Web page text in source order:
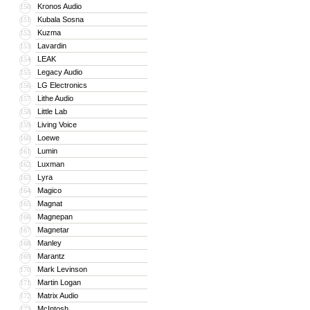
150 Kronos Audio
151 Kubala Sosna
152 Kuzma
153 Lavardin
154 LEAK
155 Legacy Audio
156 LG Electronics
157 Lithe Audio
158 Little Lab
159 Living Voice
160 Loewe
161 Lumin
162 Luxman
163 Lyra
164 Magico
165 Magnat
166 Magnepan
167 Magnetar
168 Manley
169 Marantz
170 Mark Levinson
171 Martin Logan
172 Matrix Audio